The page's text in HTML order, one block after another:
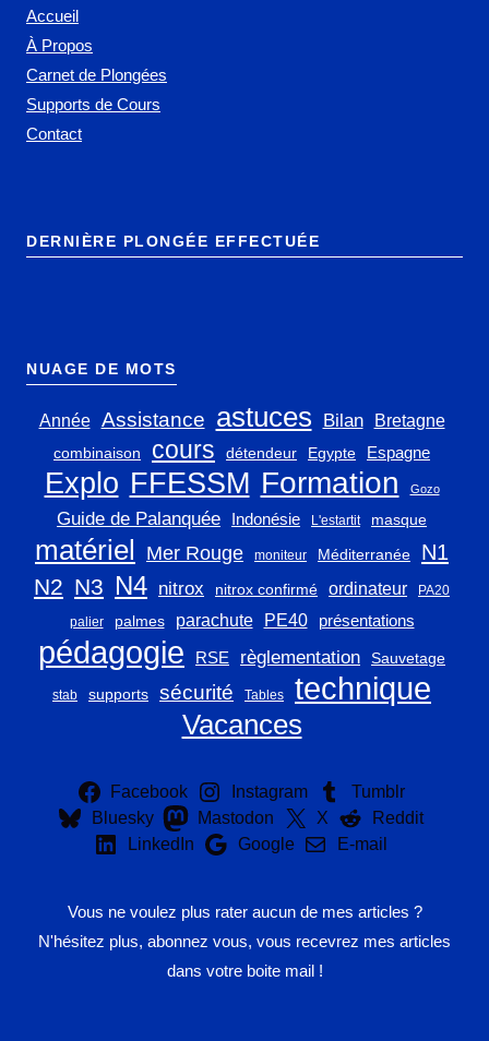
Accueil
À Propos
Carnet de Plongées
Supports de Cours
Contact
DERNIÈRE PLONGÉE EFFECTUÉE
NUAGE DE MOTS
Année Assistance astuces Bilan Bretagne
combinaison cours détendeur Egypte Espagne
Explo FFESSM Formation Gozo
Guide de Palanquée Indonésie L'estartit masque
matériel Mer Rouge moniteur Méditerranée N1
N2 N3 N4 nitrox nitrox confirmé ordinateur PA20
palier palmes parachute PE40 présentations
pédagogie RSE règlementation Sauvetage
stab supports sécurité Tables technique
Vacances
Facebook Instagram
Tumblr
Bluesky
Mastodon X
Reddit
LinkedIn
Google E-mail
Vous ne voulez plus rater aucun de mes articles ?
N'hésitez plus, abonnez vous, vous recevrez mes articles
dans votre boite mail !